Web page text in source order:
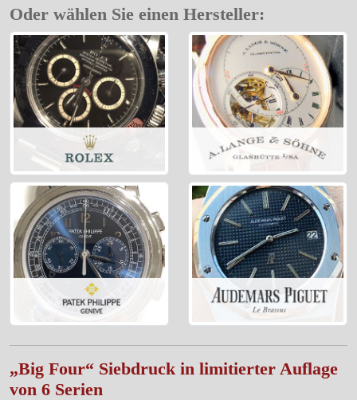
Oder wählen Sie einen Hersteller:
„Big Four“ Siebdruck in limitierter Auflage
von 6 Serien